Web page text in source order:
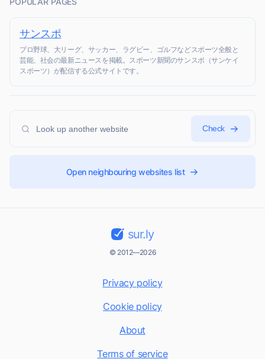
サンスポ
プロ野球、大リーグ、サッカー、ラグビー、ゴルフなどスポーツ全般と
芸能、社会の最新ニュースを掲載。スポーツ新聞のサンスポ（サンケイ
スポーツ）が配信する公式サイトです。
Check
Open neighbouring websites list
sur.ly
© 2012—2026
Privacy policy
Cookie policy
About
Terms of service